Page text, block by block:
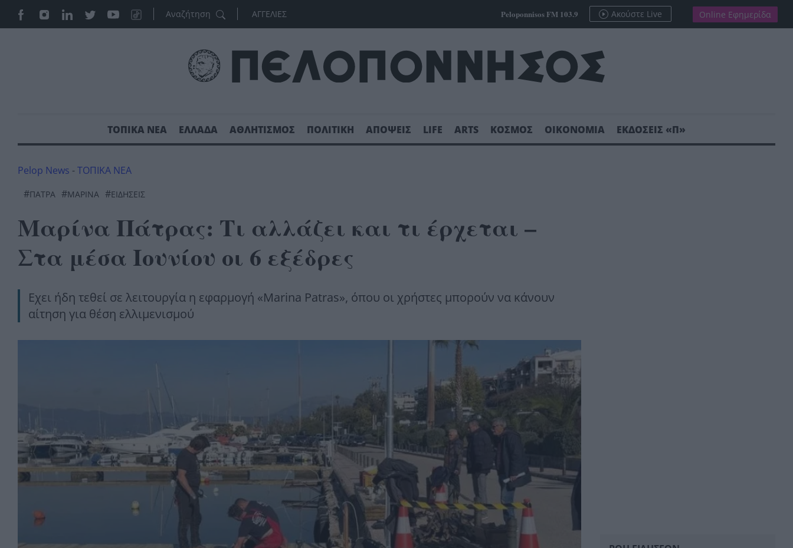
ΑΓΓΕΛΙΕΣ Peloponnisos FM 103.9 Ακούστε Live Online Εφημερίδα
ΤΟΠΙΚΑ ΝΕΑ ΕΛΛΑΔΑ ΑΘΛΗΤΙΣΜΟΣ ΠΟΛΙΤΙΚΗ ΑΠΟΨΕΙΣ LIFE ARTS ΚΟΣΜΟΣ ΟΙΚΟΝΟΜΙΑ ΕΚΔΟΣΕΙΣ «Π»
Pelop News -ΤΟΠΙΚΑ ΝΕΑ
#ΠΆΤΡΑ #ΜΑΡΊΝΑ #ΕΙΔΗΣΕΙΣ
Μαρίνα Πάτρας: Τι αλλάζει και τι έρχεται –
Στα μέσα Ιουνίου οι 6 εξέδρες
Εχει ήδη τεθεί σε λειτουργία η εφαρμογή «Marina Patras», όπου οι χρήστες μπορούν να κάνουν
αίτηση για θέση ελλιμενισμού